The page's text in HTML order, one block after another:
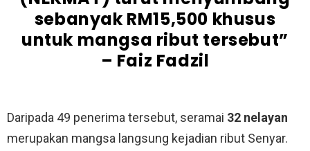
sebanyak RM15,500 khusus
untuk mangsa ribut tersebut”
– Faiz Fadzil
Daripada 49 penerima tersebut, seramai 32 nelayan
merupakan mangsa langsung kejadian ribut Senyar.